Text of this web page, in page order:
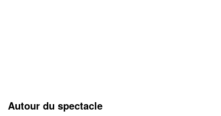
Autour du spectacle